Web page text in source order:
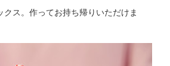
ス。作ってお持ち帰りいただけま